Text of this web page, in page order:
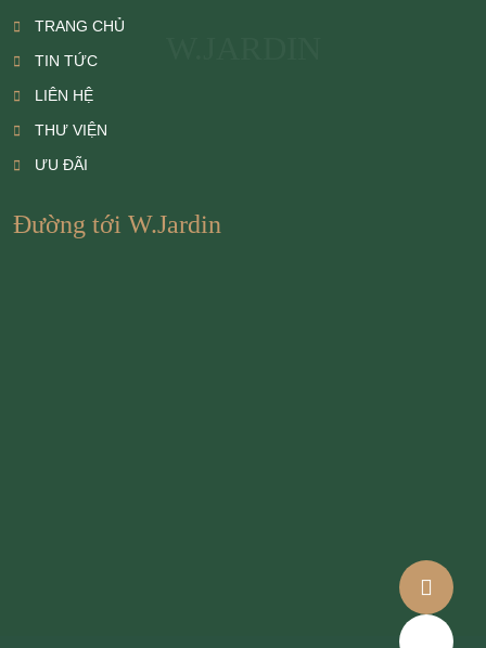
TRANG CHỦ
TIN TỨC
LIÊN HỆ
THƯ VIỆN
ƯU ĐÃI
Đường tới W.Jardin